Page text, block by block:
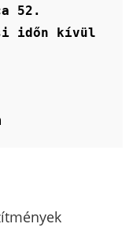
52.
időn kívül